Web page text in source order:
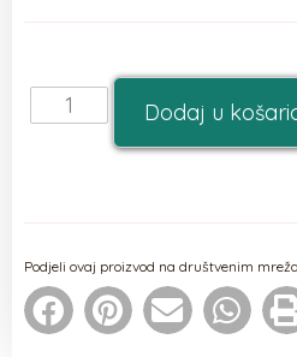
Dodaj u
Podjeli ovaj proizvod na društvenim